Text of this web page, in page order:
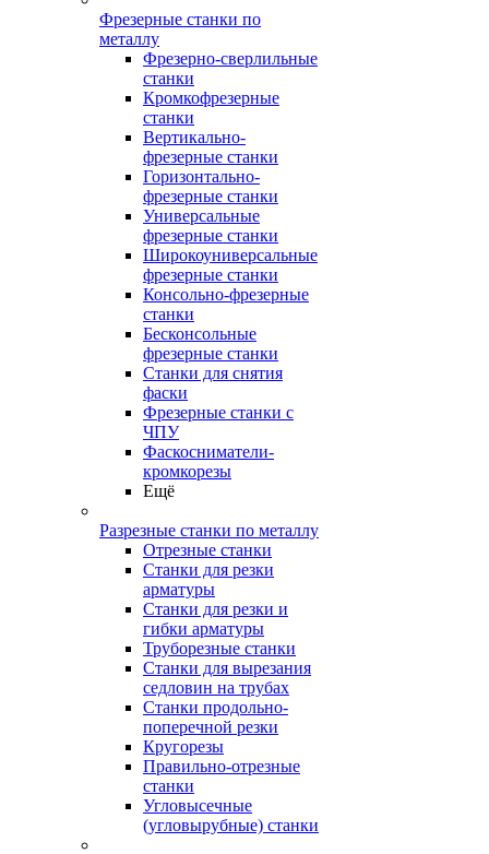
Фрезерные станки по
металлу
Фрезерно-сверлильные
станки
Кромкофрезерные
станки
Вертикально-
фрезерные станки
Горизонтально-
фрезерные станки
Универсальные
фрезерные станки
Широкоуниверсальные
фрезерные станки
Консольно-фрезерные
станки
Бесконсольные
фрезерные станки
Станки для снятия
фаски
Фрезерные станки с
ЧПУ
Фаскосниматели-
кромкорезы
Ещё
Разрезные станки по металлу
Отрезные станки
Станки для резки
арматуры
Станки для резки и
гибки арматуры
Труборезные станки
Станки для вырезания
седловин на трубаx
Станки продольно-
поперечной резки
Кругорезы
Правильно-отрезные
станки
Угловысечные
(угловырубные) станки